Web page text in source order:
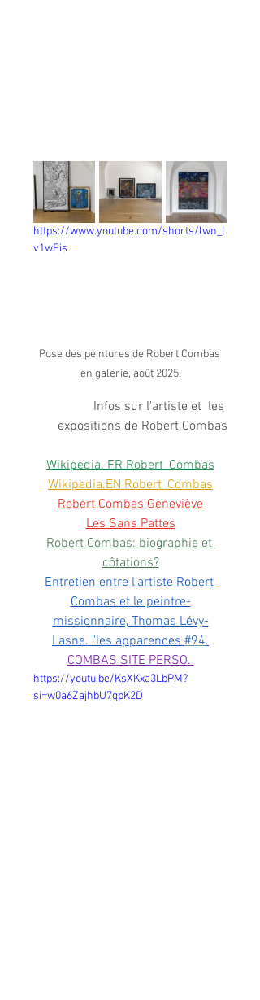
https://www.youtube.com/shorts/lwn_l
v1wFis
Pose des peintures de Robert Combas
en galerie, août 2025.
Infos sur l'artiste et  les
expositions de Robert Combas
Wikipedia. FR Robert_Combas
Wikipedia.EN Robert_Combas
Robert Combas Geneviève
Les Sans Pattes
Robert Combas: biographie et
côtations?
Entretien entre l’artiste Robert
Combas et le peintre-
missionnaire, Thomas Lévy-
Lasne. "les apparences #94.
COMBAS SITE PERSO.
https://youtu.be/KsXKxa3LbPM?
si=w0a6ZajhbU7qpK2D